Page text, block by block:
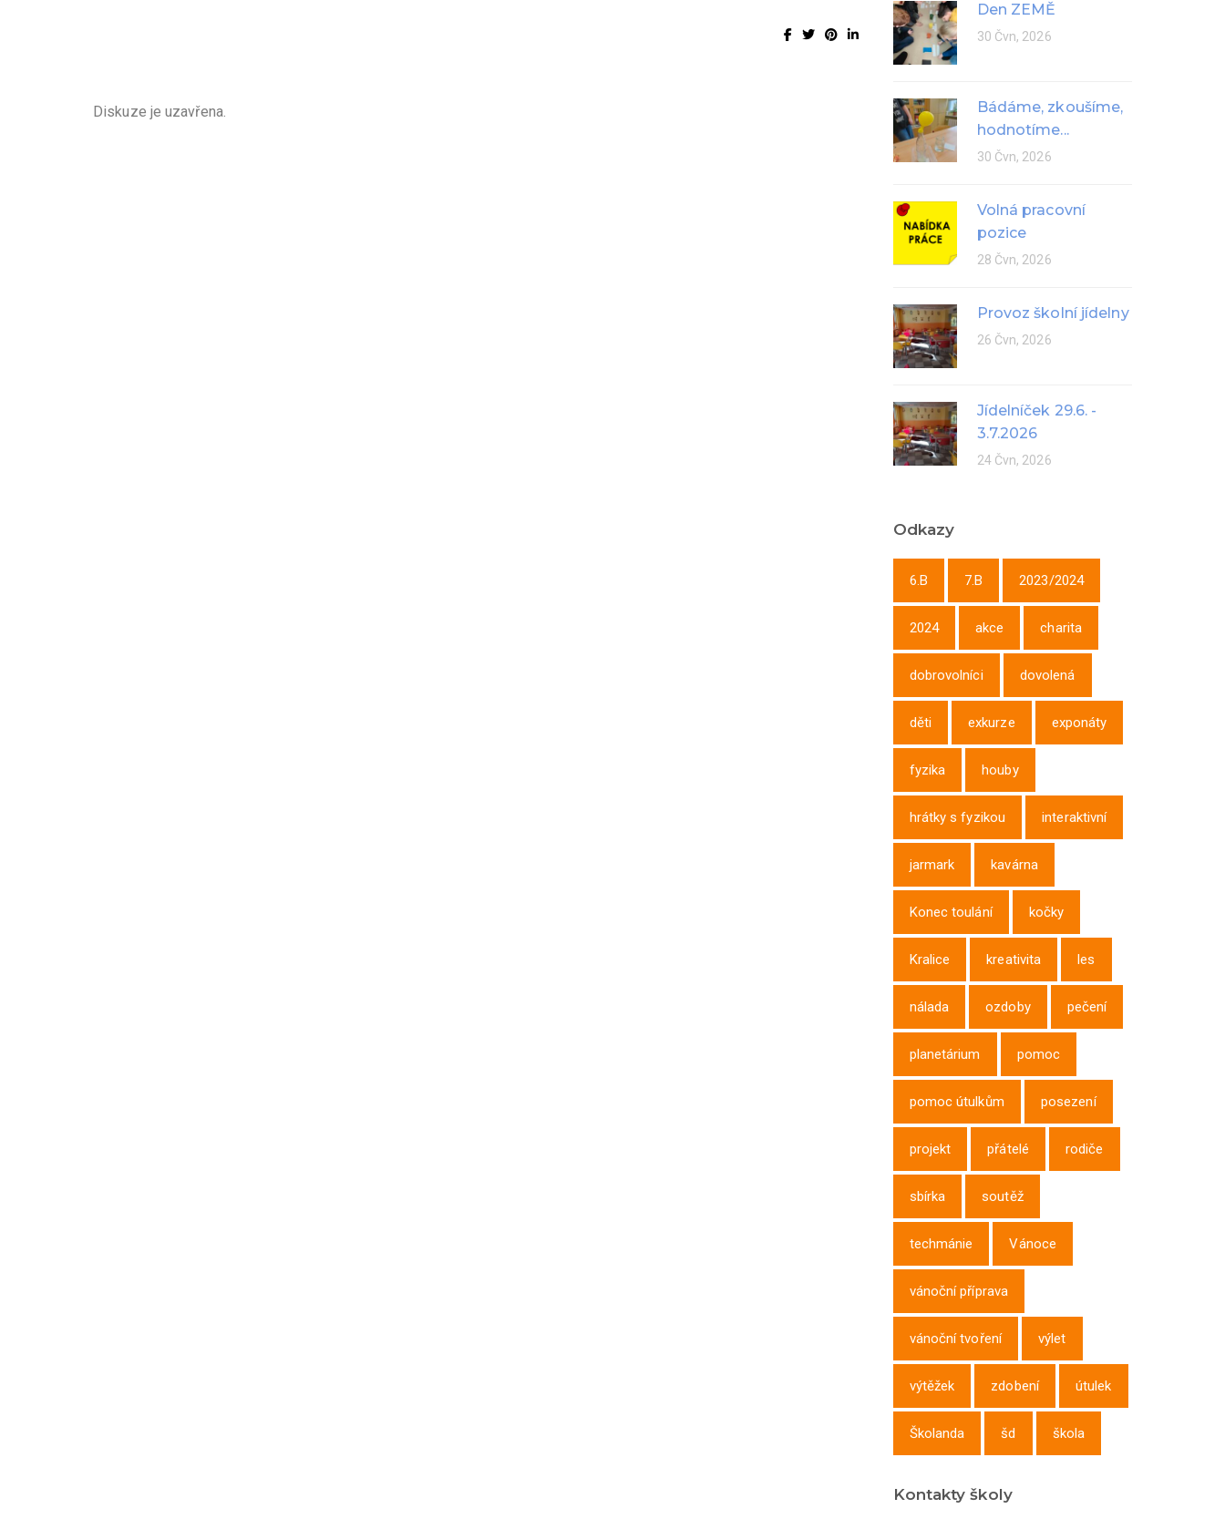
Diskuze je uzavřena.
Den ZEMĚ
30 Čvn, 2026
Bádáme, zkoušíme,
hodnotíme...
30 Čvn, 2026
Volná pracovní
pozice
28 Čvn, 2026
Provoz školní jídelny
26 Čvn, 2026
Jídelníček 29.6. -
3.7.2026
24 Čvn, 2026
Odkazy
6.B 7.B 2023/2024
2024 akce charita
dobrovolníci dovolená
děti exkurze exponáty
fyzika houby
hrátky s fyzikou interaktivní
jarmark kavárna
Konec toulání kočky
Kralice kreativita les
nálada ozdoby pečení
planetárium pomoc
pomoc útulkům posezení
projekt přátelé rodiče
sbírka soutěž
techmánie Vánoce
vánoční příprava
vánoční tvoření výlet
výtěžek zdobení útulek
Školanda šd škola
Kontakty školy